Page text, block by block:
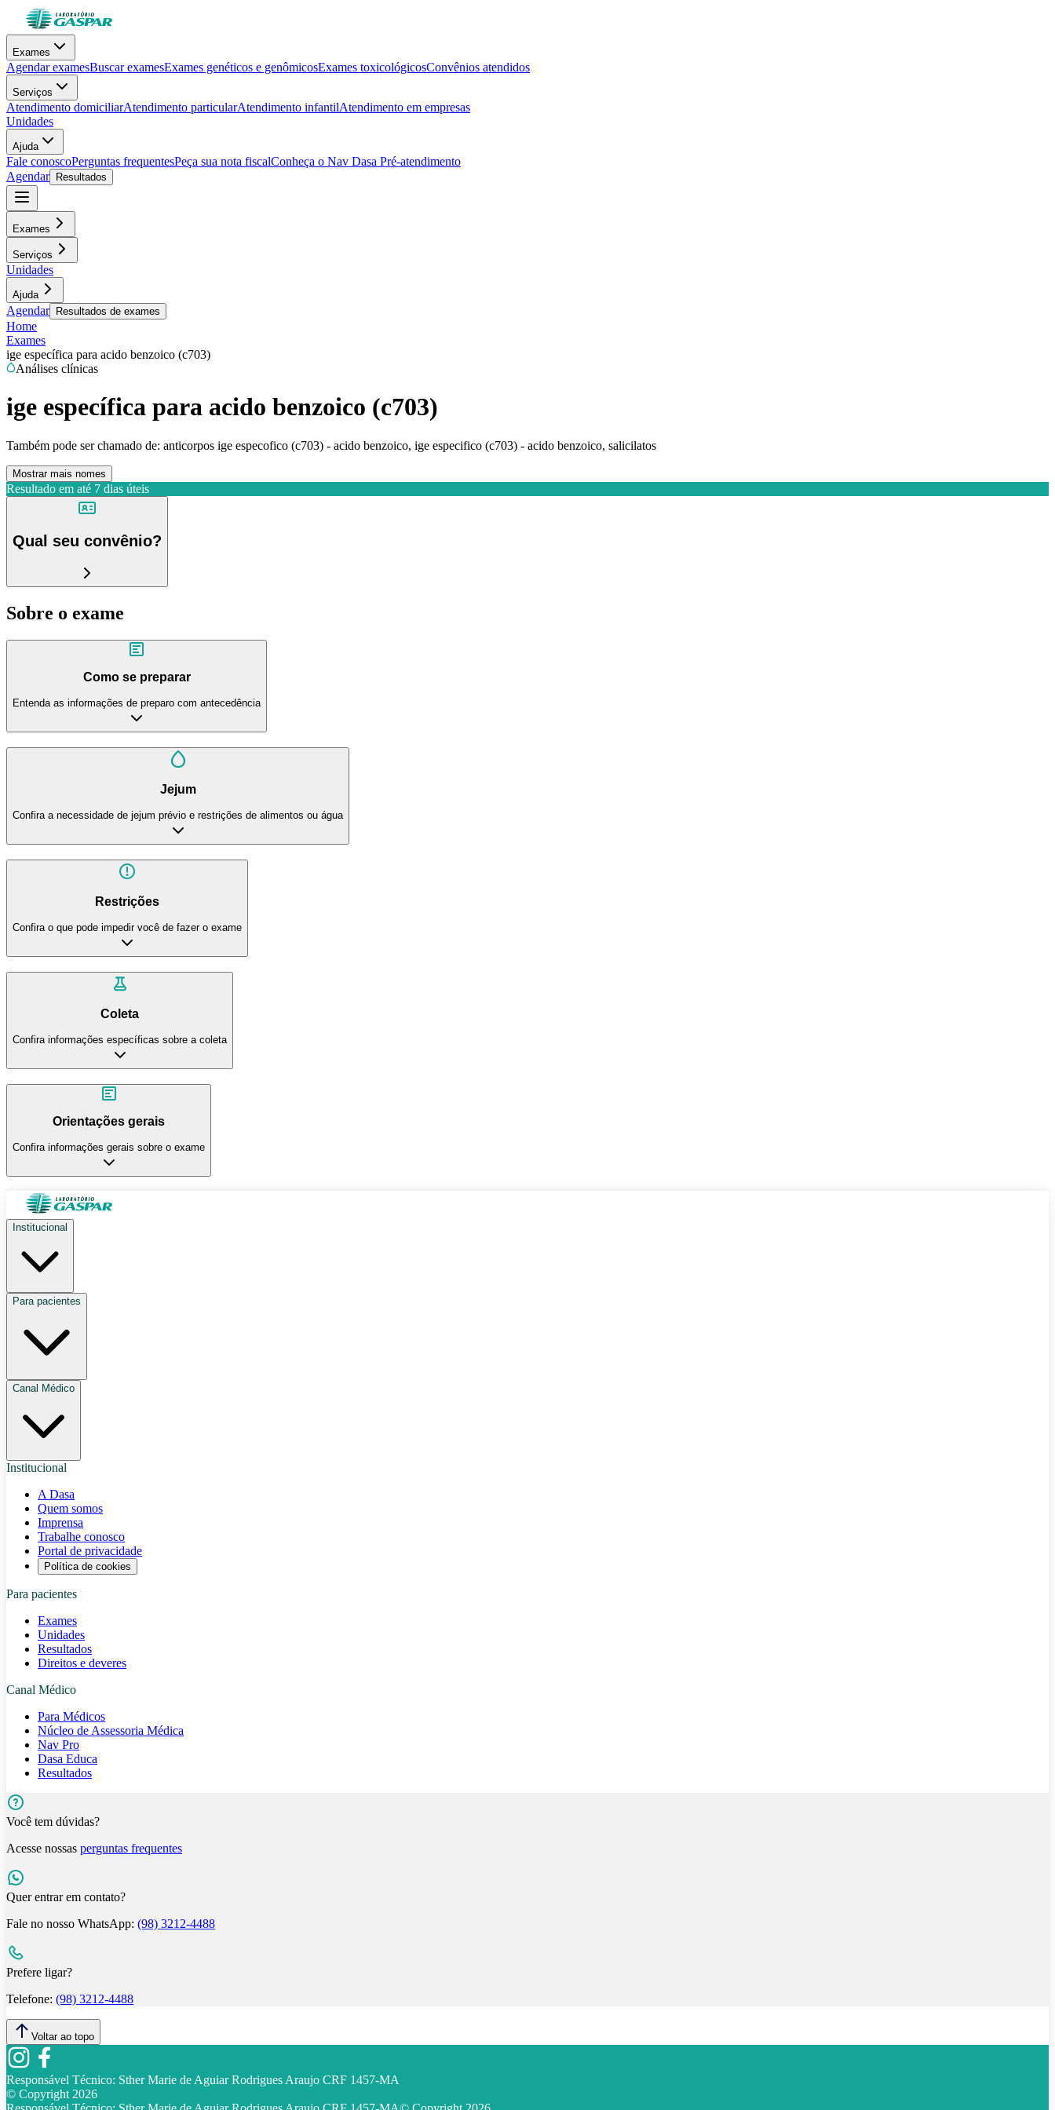
Exames
Agendar examesBuscar examesExames genéticos e genômicosExames toxicológicosConvênios atendidos
Serviços
Atendimento domiciliarAtendimento particularAtendimento infantilAtendimento em empresas
Unidades
Ajuda
Fale conoscoPerguntas frequentesPeça sua nota fiscalConheça o Nav Dasa Pré-atendimento
Agendar
Resultados
Exames
Serviços
Unidades
Ajuda
Agendar Resultados de exames
Home
Exames
ige específica para acido benzoico (c703)
Análises clínicas
ige específica para acido benzoico (c703)
Também pode ser chamado de: anticorpos ige especofico (c703) - acido benzoico, ige especifico (c703) - acido benzoico, salicilatos
Mostrar mais nomes
Resultado em até 7 dias úteis
Qual seu convênio?
Sobre o exame
Como se preparar
Entenda as informações de preparo com antecedência
Jejum
Confira a necessidade de jejum prévio e restrições de alimentos ou água
Restrições
Confira o que pode impedir você de fazer o exame
Coleta
Confira informações específicas sobre a coleta
Orientações gerais
Confira informações gerais sobre o exame
Institucional
Para pacientes
Canal Médico
Institucional
A Dasa
Quem somos
Imprensa
Trabalhe conosco
Portal de privacidade
Política de cookies
Para pacientes
Exames
Unidades
Resultados
Direitos e deveres
Canal Médico
Para Médicos
Núcleo de Assessoria Médica
Nav Pro
Dasa Educa
Resultados
Você tem dúvidas?
Acesse nossas perguntas frequentes
Quer entrar em contato?
Fale no nosso WhatsApp: (98) 3212-4488
Prefere ligar?
Telefone: (98) 3212-4488
Voltar ao topo
Responsável Técnico: Sther Marie de Aguiar Rodrigues Araujo CRF 1457-MA
© Copyright2026